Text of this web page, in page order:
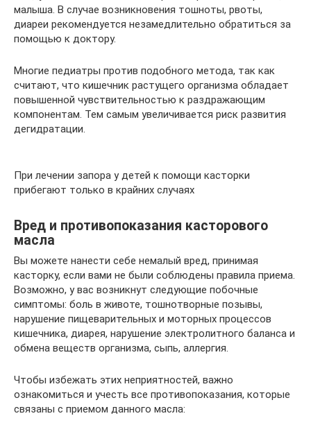
малыша. В случае возникновения тошноты, рвоты,
диареи рекомендуется незамедлительно обратиться за
помощью к доктору.
Многие педиатры против подобного метода, так как
считают, что кишечник растущего организма обладает
повышенной чувствительностью к раздражающим
компонентам. Тем самым увеличивается риск развития
дегидратации.
При лечении запора у детей к помощи касторки
прибегают только в крайних случаях
Вред и противопоказания касторового
масла
Вы можете нанести себе немалый вред, принимая
касторку, если вами не были соблюдены правила приема.
Возможно, у вас возникнут следующие побочные
симптомы: боль в животе, тошнотворные позывы,
нарушение пищеварительных и моторных процессов
кишечника, диарея, нарушение электролитного баланса и
обмена веществ организма, сыпь, аллергия.
Чтобы избежать этих неприятностей, важно
ознакомиться и учесть все противопоказания, которые
связаны с приемом данного масла: